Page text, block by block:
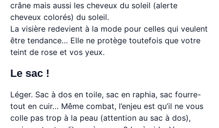
crâne mais aussi les cheveux du soleil (alerte
cheveux colorés) du soleil.
La visière redevient à la mode pour celles qui veulent
être tendance… Elle ne protège toutefois que votre
teint de rose et vos yeux.
Le sac !
Léger. Sac à dos en toile, sac en raphia, sac fourre-
tout en cuir… Même combat, l’enjeu est qu’il ne vous
colle pas trop à la peau (attention au sac à dos),